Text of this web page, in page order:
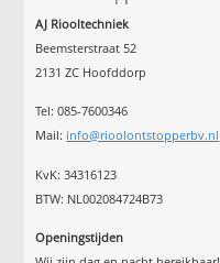
AJ Riooltechniek
Beemsterstraat 52
2131 ZC Hoofddorp
Tel:085-7600346
Mail: info@rioolontstopperbv.nl
KvK: 34316123
BTW: NL002084724B73
Openingstijden